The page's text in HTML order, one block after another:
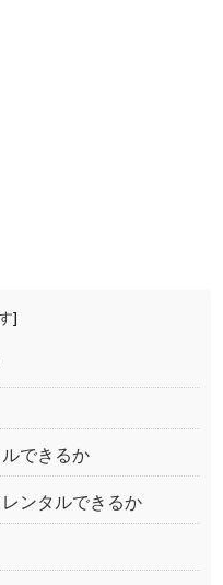
]
ルできるか
ンタルできるか